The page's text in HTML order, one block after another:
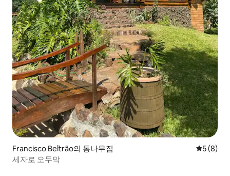
Francisco Beltrão의 통나무집 평점 5점
5 (8)
세자로 오두막